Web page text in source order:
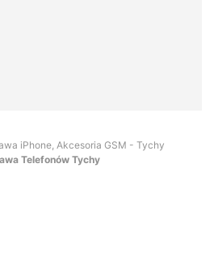
iPhone, Akcesoria GSM - Tychy
Telefonów Tychy